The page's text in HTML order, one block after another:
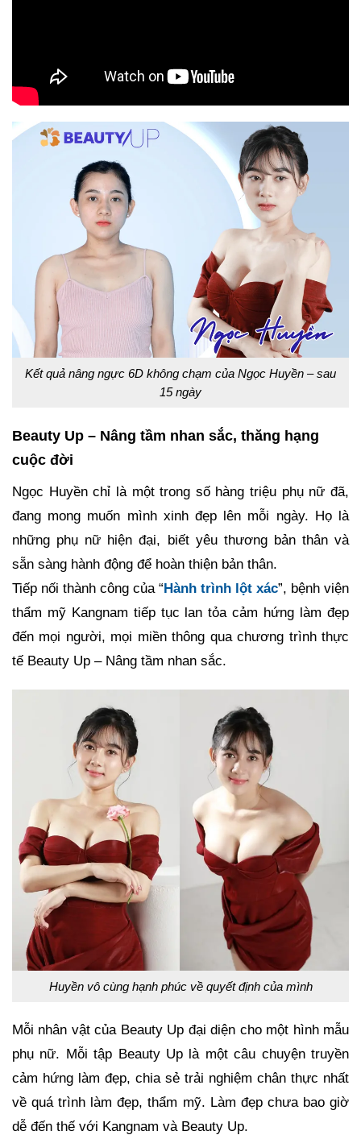
Kết quả nâng ngực 6D không chạm của Ngọc Huyền – sau
15 ngày
Beauty Up – Nâng tầm nhan sắc, thăng hạng
cuộc đời
Ngọc Huyền chỉ là một trong số hàng triệu phụ nữ đã,
đang mong muốn mình xinh đẹp lên mỗi ngày. Họ là
những phụ nữ hiện đại, biết yêu thương bản thân và
sẵn sàng hành động để hoàn thiện bản thân.
Tiếp nối thành công của “Hành trình lột xác”, bệnh viện
thẩm mỹ Kangnam tiếp tục lan tỏa cảm hứng làm đẹp
đến mọi người, mọi miền thông qua chương trình thực
tế Beauty Up – Nâng tầm nhan sắc.
Huyền vô cùng hạnh phúc về quyết định của mình
Mỗi nhân vật của Beauty Up đại diện cho một hình mẫu
phụ nữ. Mỗi tập Beauty Up là một câu chuyện truyền
cảm hứng làm đẹp, chia sẻ trải nghiệm chân thực nhất
về quá trình làm đẹp, thẩm mỹ. Làm đẹp chưa bao giờ
dễ đến thế với Kangnam và Beauty Up.